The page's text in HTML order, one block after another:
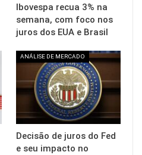
Ibovespa recua 3% na
semana, com foco nos
juros dos EUA e Brasil
ANÁLISE DE MERCADO
Decisão de juros do Fed
e seu impacto no